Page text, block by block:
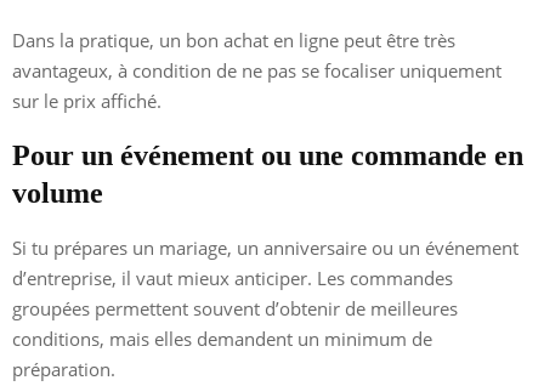
Dans la pratique, un bon achat en ligne peut être très
avantageux, à condition de ne pas se focaliser uniquement
sur le prix affiché.
Pour un événement ou une commande en
volume
Si tu prépares un mariage, un anniversaire ou un événement
d’entreprise, il vaut mieux anticiper. Les commandes
groupées permettent souvent d’obtenir de meilleures
conditions, mais elles demandent un minimum de
préparation.